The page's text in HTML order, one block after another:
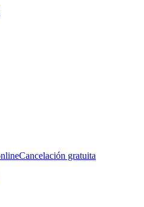
Cancelación gratuita